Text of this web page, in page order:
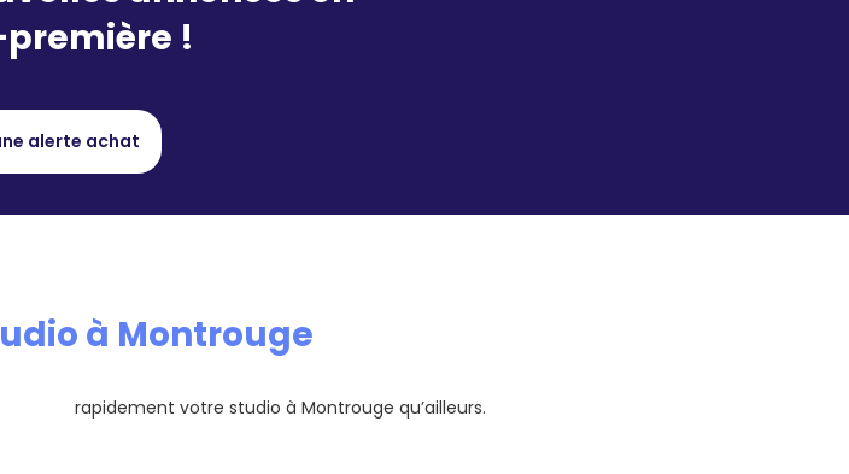
!
alerte achat
à Montrouge
rapidement votre studio à Montrouge qu’ailleurs.